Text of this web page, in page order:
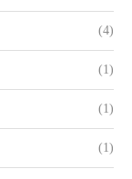
(4)
(1)
(1)
(1)